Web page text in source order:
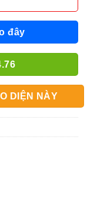
đây
DIỆN NÀY